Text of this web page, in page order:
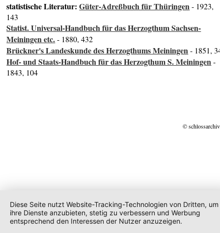
statistische Literatur:Güter-Adreßbuch für Thüringen- 1923,
143
Statist. Universal-Handbuch für das Herzogthum Sachsen-
Meiningen etc.- 1880, 432
Brückner's Landeskunde des Herzogthums Meiningen- 1851,
Hof- und Staats-Handbuch für das Herzogthum S. Meiningen-
1843, 104
©
Diese Seite nutzt Website-Tracking-Technologien von Dritten, um
ihre Dienste anzubieten, stetig zu verbessern und Werbung
entsprechend den Interessen der Nutzer anzuzeigen.